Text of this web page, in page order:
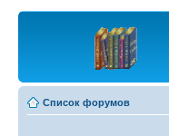
Список форумов